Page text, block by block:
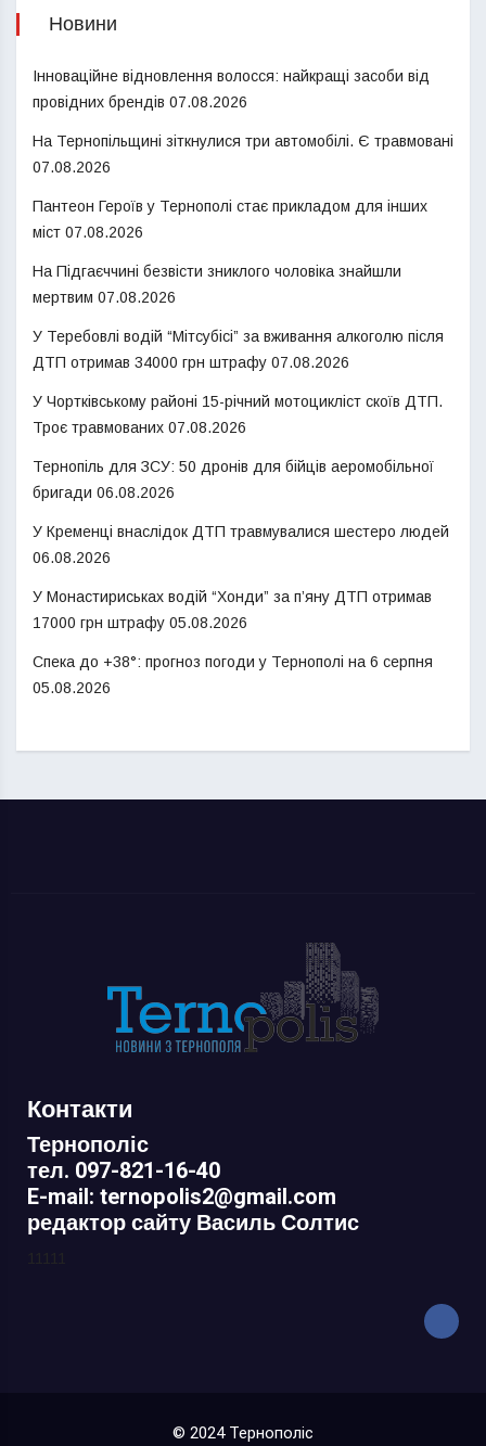
Новини
Інноваційне відновлення волосся: найкращі засоби від
провідних брендів 07.08.2026
На Тернопільщині зіткнулися три автомобілі. Є травмовані
07.08.2026
Пантеон Героїв у Тернополі стає прикладом для інших
міст 07.08.2026
На Підгаєччині безвісти зниклого чоловіка знайшли
мертвим 07.08.2026
У Теребовлі водій “Мітсубісі” за вживання алкоголю після
ДТП отримав 34000 грн штрафу 07.08.2026
У Чортківському районі 15-річний мотоцикліст скоїв ДТП.
Троє травмованих 07.08.2026
Тернопіль для ЗСУ: 50 дронів для бійців аеромобільної
бригади 06.08.2026
У Кременці внаслідок ДТП травмувалися шестеро людей
06.08.2026
У Монастириськах водій “Хонди” за п’яну ДТП отримав
17000 грн штрафу 05.08.2026
Спека до +38°: прогноз погоди у Тернополі на 6 серпня
05.08.2026
Контакти
Тернополіс
тел. 097-821-16-40
E-mail: ternopolis2@gmail.com
редактор сайту Василь Солтис
© 2024 Тернополіс